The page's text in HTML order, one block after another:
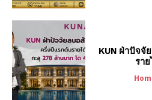
KUN ฝ่าปัจจั
รา